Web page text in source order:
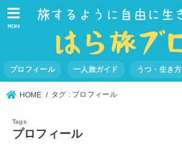
MENU
プロフィール 一人旅ガイド うつ・生き方
HOME タグ : プロフィール
プロフィール